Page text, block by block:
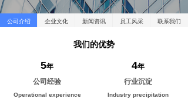
我们的优势
公司经验
Operational experience
行业沉淀
Industry precipitation
公司介绍 企业文化 新闻资讯 员工风采 联系我们
5年 4年